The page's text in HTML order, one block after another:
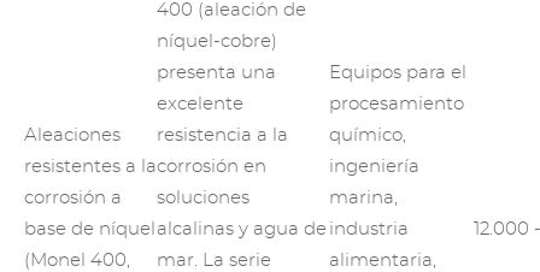
Aleaciones
resistentes a la
corrosión a
base de níquel
(Monel 400,
400 (aleación de
níquel-cobre)
presenta una
excelente
resistencia a la
corrosión en
soluciones
alcalinas y agua de
mar. La serie
Equipos para el
procesamiento
químico,
ingeniería
marina,
industria
alimentaria,
12.000